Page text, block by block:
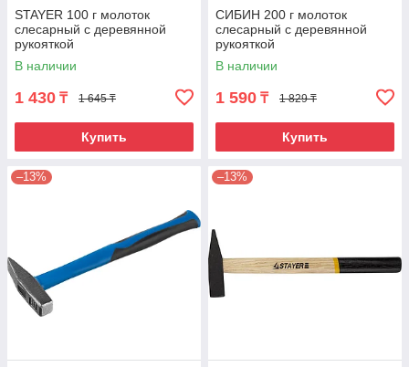
STAYER 100 г молоток
слесарный с деревянной
рукояткой
В наличии
1 430 ₸ 1 645 ₸
Купить
СИБИН 200 г молоток
слесарный с деревянной
рукояткой
В наличии
1 590 ₸ 1 829 ₸
Купить
–13% –13%